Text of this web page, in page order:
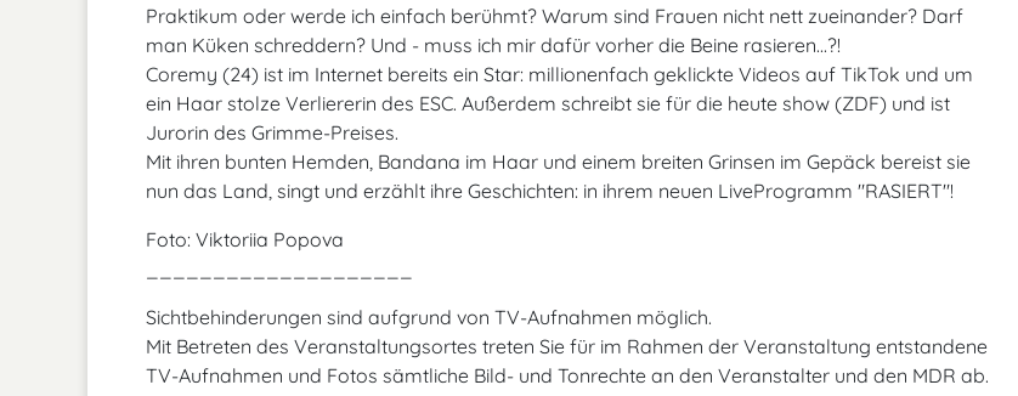
Praktikum oder werde ich einfach berühmt? Warum sind Frauen nicht nett zueinander? Darf
man Küken schreddern? Und - muss ich mir dafür vorher die Beine rasieren...?!
Coremy (24) ist im Internet bereits ein Star: millionenfach geklickte Videos auf TikTok und um
ein Haar stolze Verliererin des ESC. Außerdem schreibt sie für die heute show (ZDF) und ist
Jurorin des Grimme-Preises.
Mit ihren bunten Hemden, Bandana im Haar und einem breiten Grinsen im Gepäck bereist sie
nun das Land, singt und erzählt ihre Geschichten: in ihrem neuen LiveProgramm "RASIERT"!
Foto: Viktoriia Popova
Sichtbehinderungen sind aufgrund von TV-Aufnahmen möglich.
Mit Betreten des Veranstaltungsortes treten Sie für im Rahmen der Veranstaltung entstandene
TV-Aufnahmen und Fotos sämtliche Bild- und Tonrechte an den Veranstalter und den MDR ab.